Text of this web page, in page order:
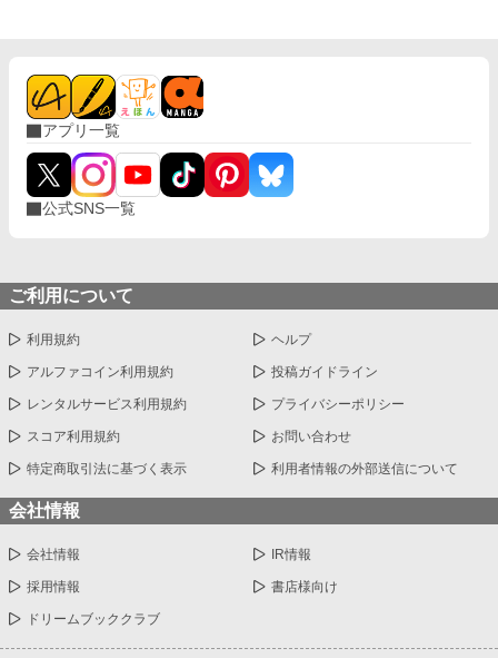
アプリ一覧
公式SNS一覧
ご利用について
利用規約 ヘルプ
アルファコイン利用規約 投稿ガイドライン
レンタルサービス利用規約 プライバシーポリシー
スコア利用規約 お問い合わせ
特定商取引法に基づく表示 利用者情報の外部送信について
会社情報
会社情報 IR情報
採用情報 書店様向け
ドリームブッククラブ